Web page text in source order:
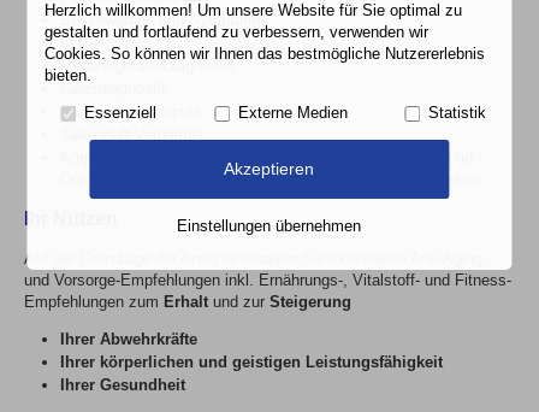
Beschwerden und Symptome
Körpermaße
Medizingeräte-Diagnostik
Blutdruck, Ruhepuls
Organmasse, Blut- und Gewebeflüssigkeit und Körperwasser
Auf der Grundlage der Analyse erhalten Sie individuelle Anti-Aging-
und Vorsorge-Empfehlungen inkl. Ernährungs-, Vitalstoff- und Fitness-
Empfehlungen zum Erhalt und zur Steigerung
Ihrer Abwehrkräfte
Ihrer körperlichen und geistigen Leistungsfähigkeit
Ihrer Gesundheit
Herzlich willkommen! Um unsere Website für Sie optimal zu
gestalten und fortlaufend zu verbessern, verwenden wir
Cookies. So können wir Ihnen das bestmögliche Nutzererlebnis
bieten.
Essenziell Externe Medien Statistik
Akzeptieren
Einstellungen übernehmen